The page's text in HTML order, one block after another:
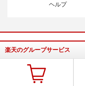
ヘルプ
楽天のグループサービス